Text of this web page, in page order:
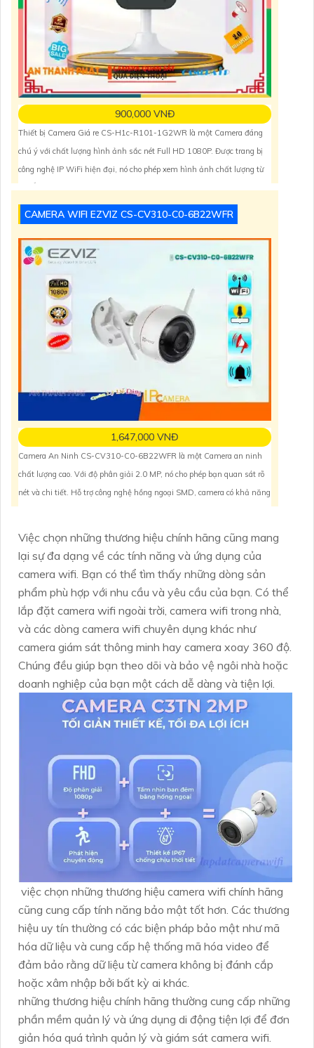
900,000 VNĐ
Thiết bị Camera Giá re CS-H1c-R101-1G2WR là một Camera đáng
chú ý với chất lượng hình ảnh sắc nét Full HD 1080P. Được trang bị
công nghệ IP WiFi hiện đại, nó cho phép xem hình ảnh chất lượng từ
năng xem ban đêm thông minh với
CAMERA WIFI EZVIZ CS-CV310-C0-6B22WFR
1,647,000 VNĐ
Camera An Ninh CS-CV310-C0-6B22WFR là một Camera an ninh
chất lượng cao. Với độ phân giải 2.0 MP, nó cho phép bạn quan sát rõ
nét và chi tiết. Hỗ trợ công nghệ hồng ngoại SMD, camera có khả năng
Việc chọn những thương hiệu chính hãng cũng mang
lại sự đa dạng về các tính năng và ứng dụng của
camera wifi. Bạn có thể tìm thấy những dòng sản
phẩm phù hợp với nhu cầu và yêu cầu của bạn. Có thể
lắp đặt camera wifi ngoài trời, camera wifi trong nhà,
và các dòng camera wifi chuyên dụng khác như
camera giám sát thông minh hay camera xoay 360 độ.
Chúng đều giúp bạn theo dõi và bảo vệ ngôi nhà hoặc
doanh nghiệp của bạn một cách dễ dàng và tiện lợi.
việc chọn những thương hiệu camera wifi chính hãng
cũng cung cấp tính năng bảo mật tốt hơn. Các thương
hiệu uy tín thường có các biện pháp bảo mật như mã
hóa dữ liệu và cung cấp hệ thống mã hóa video để
đảm bảo rằng dữ liệu từ camera không bị đánh cắp
hoặc xâm nhập bởi bất kỳ ai khác.
những thương hiệu chính hãng thường cung cấp những
phần mềm quản lý và ứng dụng di động tiện lợi để đơn
giản hóa quá trình quản lý và giám sát camera wifi.